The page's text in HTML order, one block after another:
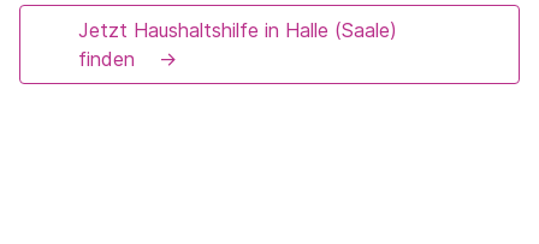
Jetzt Haushaltshilfe in Halle (Saale)
finden
→